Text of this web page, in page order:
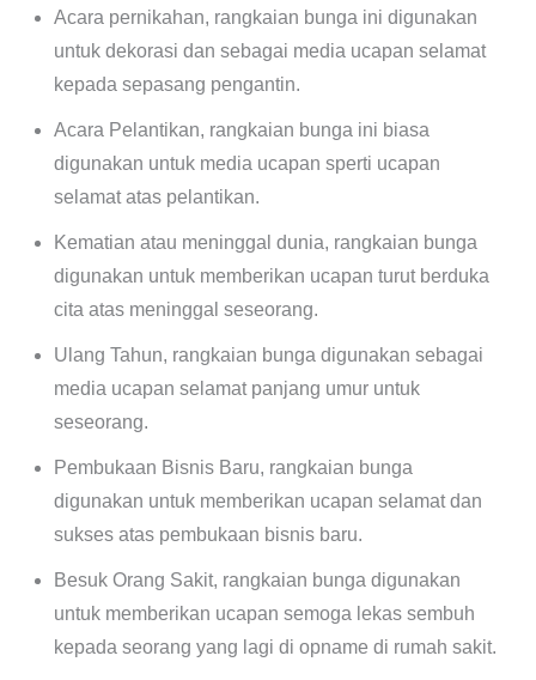
Acara pernikahan, rangkaian bunga ini digunakan
untuk dekorasi dan sebagai media ucapan selamat
kepada sepasang pengantin.
Acara Pelantikan, rangkaian bunga ini biasa
digunakan untuk media ucapan sperti ucapan
selamat atas pelantikan.
Kematian atau meninggal dunia, rangkaian bunga
digunakan untuk memberikan ucapan turut berduka
cita atas meninggal seseorang.
Ulang Tahun, rangkaian bunga digunakan sebagai
media ucapan selamat panjang umur untuk
seseorang.
Pembukaan Bisnis Baru, rangkaian bunga
digunakan untuk memberikan ucapan selamat dan
sukses atas pembukaan bisnis baru.
Besuk Orang Sakit, rangkaian bunga digunakan
untuk memberikan ucapan semoga lekas sembuh
kepada seorang yang lagi di opname di rumah sakit.